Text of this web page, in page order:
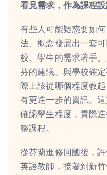
看見需求，作為課程
有些人可能疑惑要如
法、概念發展出一套
校、學生的需求著手
芬的建議。與學校確
際上該從哪個程度教
有更進一步的資訊。
確認學生程度，實際
整課程。
從芬蘭進修回國後，
英語教師，接著到新